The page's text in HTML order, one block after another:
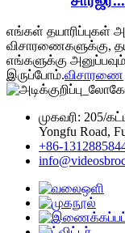
எங்கள் தயாரிப்புகள்
விசாரணைகளுக்கு,
எங்களுக்கு
இருப்போம்.விசாரணை
முகவரி: 205/
Yongfu Road,
+86-